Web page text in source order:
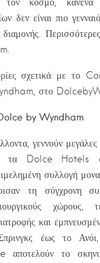
κόσμο, κανένα
δεν είναι πιο
διαμονής.
σχετικά με το
στο
by Wyndham
γεννούν μεγάλες
τα Dolce Hotels
συλλογή
τη σύγχρονη
χώρους,
και
έως το Ανόι,
αποτελούν το